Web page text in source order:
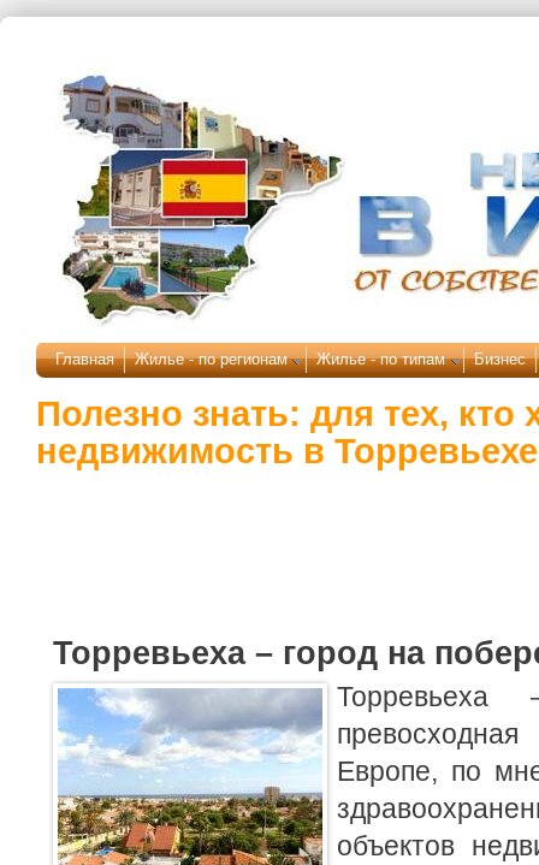
Перейти к основному содержанию
Главная Жилье - по регионам Жилье - по типам Бизнес
Полезно знать: для тех, кто
недвижимость в Торревьехе
Торревьеха – город на
Европе, по
объектов